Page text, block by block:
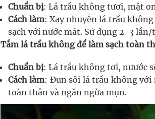
Chuẩn bị: Lá trầu không tươi, mật
Cách làm: Xay nhuyễn lá trầu
sạch với nước mát. Sử dụng 2-3
Tắm lá trầu không để làm sạch toàn
Chuẩn bị: Lá trầu không tơi, nưước
Cách làm: Đun sôi lá trầu không với
toàn thân và ngăn ngừa mụn.